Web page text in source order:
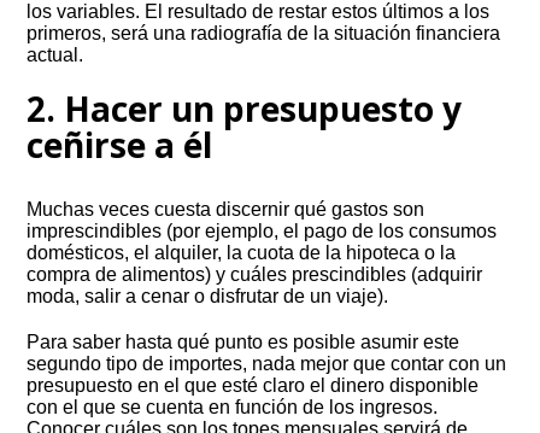
los variables. El resultado de restar estos últimos a los
primeros, será una radiografía de la situación financiera
actual.
2. Hacer un presupuesto y
ceñirse a él
Muchas veces cuesta discernir qué gastos son
imprescindibles (por ejemplo, el pago de los consumos
domésticos, el alquiler, la cuota de la hipoteca o la
compra de alimentos) y cuáles prescindibles (adquirir
moda, salir a cenar o disfrutar de un viaje).
Para saber hasta qué punto es posible asumir este
segundo tipo de importes, nada mejor que contar con un
presupuesto en el que esté claro el dinero disponible
con el que se cuenta en función de los ingresos.
Conocer cuáles son los topes mensuales servirá de